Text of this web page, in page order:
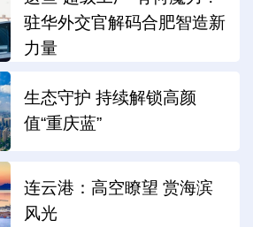
驻华外交官解码合肥智造新
力量
生态守护 持续解锁高颜
值“重庆蓝”
连云港：高空瞭望 赏海滨
风光